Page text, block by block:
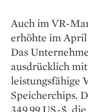
Auch im VR-
erhöhte im April
Das
ausdrücklich
leistungsfähige
Speicherchips.
349,99 US-$,